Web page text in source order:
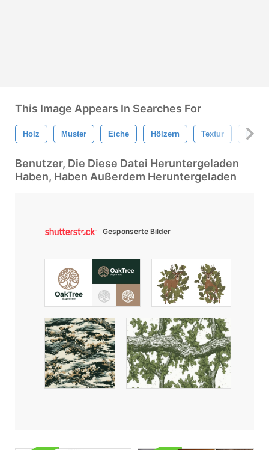
This Image Appears In Searches For
Holz Muster Eiche Hölzern Textur Natur
Benutzer, Die Diese Datei Heruntergeladen
Haben, Haben Außerdem Heruntergeladen
Gesponserte Bilder